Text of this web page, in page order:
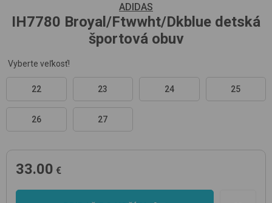
ADIDAS
IH7780 Broyal/Ftwwht/Dkblue detská
športová obuv
Vyberte veľkosť!
22 23 24 25
26 27
33.00 €